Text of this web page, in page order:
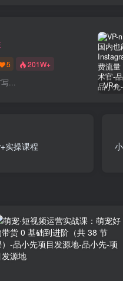
5 201W+
...
实操课程